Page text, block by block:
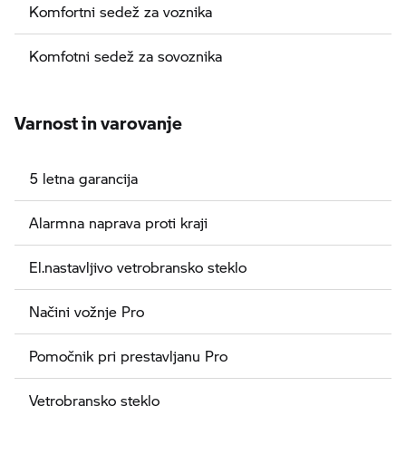
Komfortni sedež za voznika
Komfotni sedež za sovoznika
Varnost in varovanje
5 letna garancija
Alarmna naprava proti kraji
El.nastavljivo vetrobransko steklo
Načini vožnje Pro
Pomočnik pri prestavljanu Pro
Vetrobransko steklo